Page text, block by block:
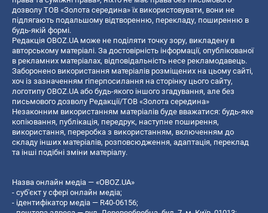
дозволу ТОВ «Золота середина» їх використовувати, вони не
підлягають подальшому відтворенню, перекладу, поширенню в
будь-якій формі.
Редакція OBOZ.UA може не поділяти точку зору, викладену в
авторському матеріалі. За достовірність інформації, опублікованої
в рекламних матеріалах, відповідальність несе рекламодавець.
Заборонено використання матеріалів розміщених на цьому сайті,
хоч із зазначенням гіперпосилання на сторінку цього сайту,
логотипу OBOZ.UA або будь-якого іншого згадування, але без
письмового дозволу Редакції/ТОВ «Золота середина»
Незаконним використанням матеріалів буде вважатися: будь-яке
копiювання, публiкацiя, передрук, наступне поширення,
використання, переробка з використанням, включенням до
складу інших матеріалів, розповсюдження, адаптація, переклад
та інші подібні зміни матеріалу.
Назва онлайн медіа — «OBOZ.UA»
- суб'єкт у сфері онлайн медіа;
- ідентифікатор медіа — R40-06156;